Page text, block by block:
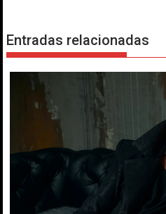
Entradas relacionadas